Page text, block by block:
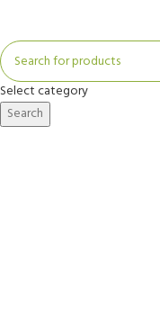
Select category
Search